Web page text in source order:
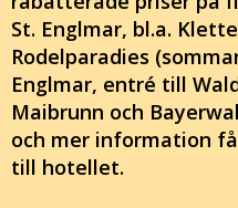
St. Englmar, bl.a.
Rodelparadies
Englmar, entré till
Maibrunn och
och mer information
till hotellet.